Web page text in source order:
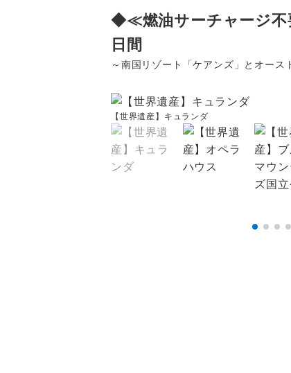
◆≪燃油サーチャージ不
日間
～南国リゾート「ケアンズ」とオー
【世界遺産】キュランダ